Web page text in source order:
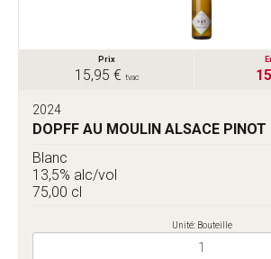
Prix
15,95 € tvac
2024
DOPFF AU MOULIN ALSACE PINOT
Blanc
13,5% alc/vol
75,00 cl
Unité: Bouteille